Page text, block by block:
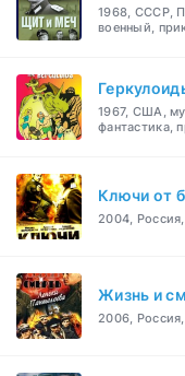
1968, СССР,
военный,
1967, США,
фантастика,
Ключи от
2004,
Жизнь и
2006,